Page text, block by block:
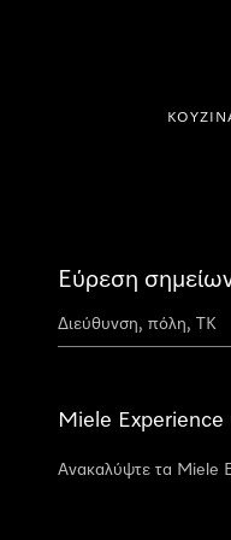
Εύρεση
Miele Experience
Ανακαλύψτε τα Miele